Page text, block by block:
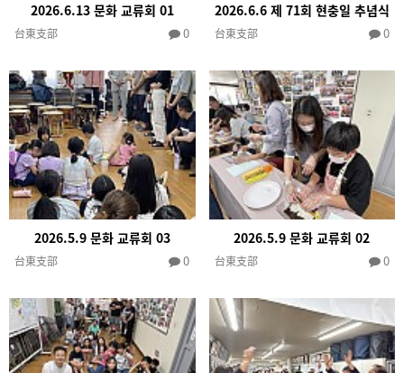
2026.6.13 문화 교류회 01
台東支部 0
2026.6.6 제 71회 현충일 추념식
台東支部 0
2026.5.9 문화 교류회 03
台東支部 0
2026.5.9 문화 교류회 02
台東支部 0